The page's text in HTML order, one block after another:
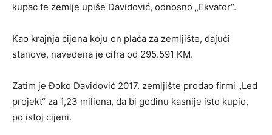
kupac te zemlje upiše Davidović, odnosno „Ekvator“.
Kao krajnja cijena koju on plaća za zemljište, dajući
stanove, navedena je cifra od 295.591 KM.
Zatim je Đoko Davidović 2017. zemljište prodao firmi „Led
projekt“ za 1,23 miliona, da bi godinu kasnije isto kupio,
po istoj cijeni.